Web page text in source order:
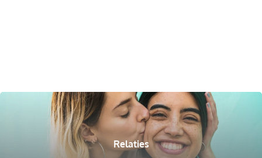
Relaties